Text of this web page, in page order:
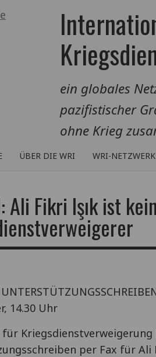
ein globales
pazifistischer
ohne Krieg
ÜBER DIE WRI WRI-NETZWERK
Ali Fikri Işık ist
14.30 Uhr
für
per Fax für Ali